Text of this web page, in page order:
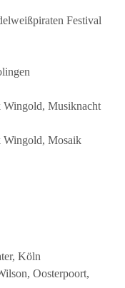
Festival
Wingold, Musiknacht
Wingold, Mosaik
Köln
Oosterpoort,